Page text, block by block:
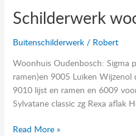
Schilderwerk
Buitenschilderwerk / Robert
Woonhuis Oudenbosch: Sigma
ramen)en 9005 Luiken Wijzenol
9010 lijst en ramen en 6009
Sylvatane classic zg Rexa aflak
Read More »